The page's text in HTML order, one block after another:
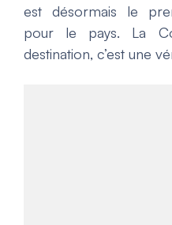
est désormais le
pour le pays. La
destination, c’est une